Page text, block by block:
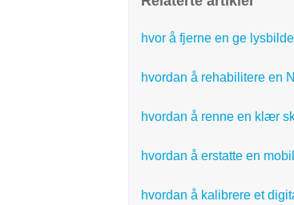
hvor å fjerne en ge
hvordan å rehabilitere en
hvordan å renne en klær
hvordan å erstatte en
hvordan å kalibrere et